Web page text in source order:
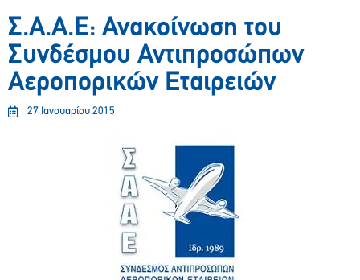
Σ.Α.Α.Ε: Ανακοίνωση του
Συνδέσμου Αντιπροσώπων
Αεροπορικών Εταιρειών
27 Ιανουαρίου 2015